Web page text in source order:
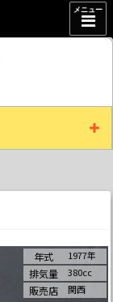
メニュー
年式 1977年
排気量 380cc
販売店 関西